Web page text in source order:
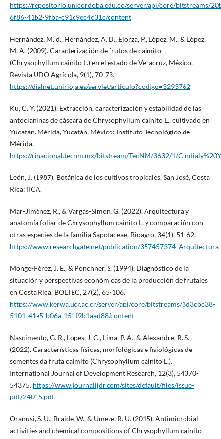
https://repositorio.unicordoba.edu.co/server/api/core/bitstreams/
6f86-41b2-9fba-c91c9ec4c31c/content
Hernández, M. d., Hernández, A. D., Elorza, P., López, M., & López,
M. A. (2009). Caracterización de frutos de caimito
(Chrysophyllum cainito L.) en el estado de Veracruz, México.
Revista UDO Agrícola, 9(1), 70-73.
https://dialnet.unirioja.es/servlet/articulo?codigo=3293762
Ku, C. Y. (2021). Extracción, caracterización y estabilidad de las
antocianinas de cáscara de Chrysophyllum cainito L., cultivado en
Yucatán. Mérida, Yucatán, México: Instituto Tecnológico de
Mérida.
https://rinacional.tecnm.mx/bitstream/TecNM/3632/1/
León, J. (1987). Botánica de los cultivos tropicales. San José, Costa
Rica: IICA.
Mar-Jiménez, R., & Vargas-Simon, G. (2022). Arquitectura y
anatomía foliar de Chrysophyllum cainito L. y comparación con
otras especies de la familia Sapotaceae. Bioagro, 34(1), 51-62.
https://www.researchgate.net/publication/
Monge-Pérez, J. E., & Ponchner, S. (1994). Diagnóstico de la
situación y perspectivas económicas de la producción de frutales
en Costa Rica. BOLTEC, 27(2), 65-106.
https://www.kerwa.ucr.ac.cr/server/api/core/bitstreams/3d3cbc38-
5101-41e5-b06a-151f9b1aad88/content
Nascimento, G. R., Lopes, J. C., Lima, P. A., & Alexandre, R. S.
(2022). Características físicas, morfológicas e fisiológicas de
sementes da fruta caimito (Chrysophyllum cainito L.).
International Journal of Development Research, 12(3), 54370-
54375. https://www.journalijdr.com/sites/default/files/issue-
pdf/24015.pdf
Oranusi, S. U., Braide, W., & Umeze, R. U. (2015). Antimicrobial
activities and chemical compositions of Chrysophyllum cainito